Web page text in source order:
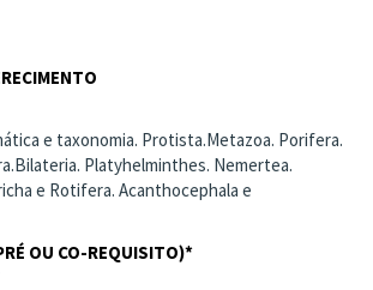
e taxonomia. Protista.Metazoa. Porifera.
Platyhelminthes. Nemertea.
e Rotifera. Acanthocephala e
OU CO-REQUISITO)*